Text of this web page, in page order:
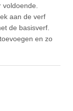
voldoende.
aan de verf
de basisverf.
en zo